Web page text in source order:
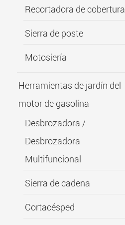
Recortadora de cobertura
Sierra de poste
Motosiería
Herramientas de jardín del
motor de gasolina
Desbrozadora /
Desbrozadora
Multifuncional
Sierra de cadena
Cortacésped